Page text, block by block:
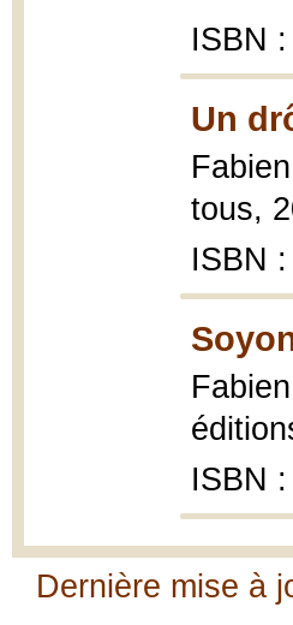
ISBN
Un
tous,
ISBN
ISBN
Dernière mise à